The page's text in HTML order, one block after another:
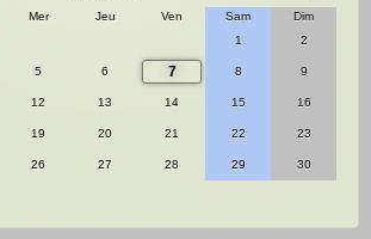
Mer Jeu Ven Sam
Dim
1
2
5 6 7 8 9
12 13 14 15 16
19 20 21 22 23
26 27 28 29 30